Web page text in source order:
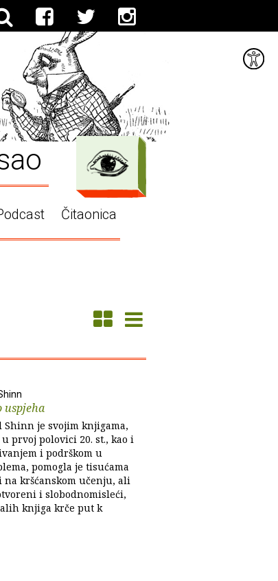
Čitaonica
uspjeha
Shinn je svojim knjigama,
prvoj polovici 20. st., kao i
i podrškom u
pomogla je tisućama
kršćanskom učenju, ali
i slobodnomisleći,
knjiga krče put k